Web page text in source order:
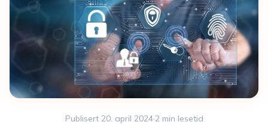
Publisert 20. april 2024·2 min lesetid